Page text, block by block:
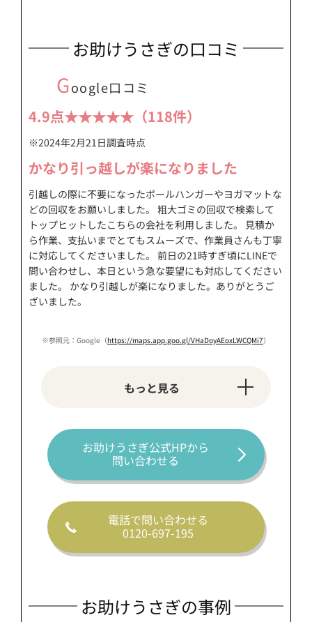
お助けうさぎの口コミ
Google口コミ
4.9点★★★★★（118件）
※2024年2月21日調査時点
かなり引っ越しが楽になりました
引越しの際に不要になったポールハンガーやヨガマットな
どの回収をお願いしました。 粗大ゴミの回収で検索して
トップヒットしたこちらの会社を利用しました。 見積か
ら作業、支払いまでとてもスムーズで、作業員さんも丁寧
に対応してくださいました。 前日の21時すぎ頃にLINEで
問い合わせし、本日という急な要望にも対応してください
ました。 かなり引越しが楽になりました。ありがとうご
ざいました。
※参照元：Google（https://maps.app.goo.gl/VHaDoyAEoxLWCQMi7）
もっと見る
お助けうさぎ公式HPから
問い合わせる
電話で問い合わせる
0120-697-195
お助けうさぎの事例